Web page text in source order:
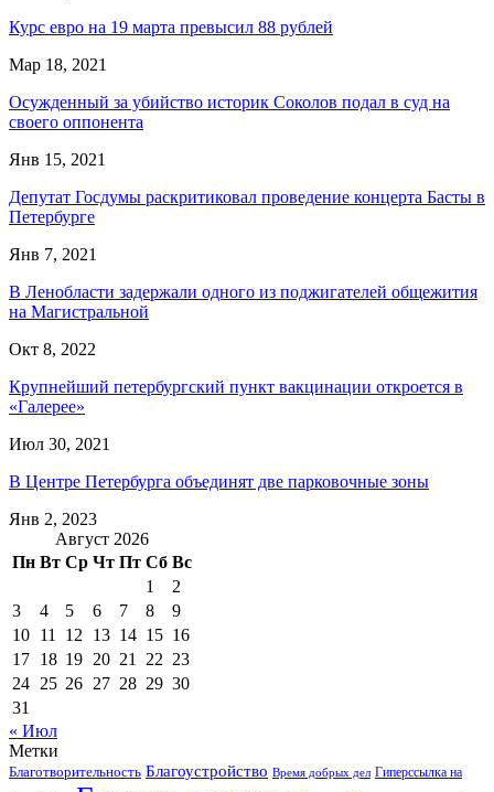
Курс евро на 19 марта превысил 88 рублей
Мар 18, 2021
Осужденный за убийство историк Соколов подал в суд на
своего оппонента
Янв 15, 2021
Депутат Госдумы раскритиковал проведение концерта Басты в
Петербурге
Янв 7, 2021
В Ленобласти задержали одного из поджигателей общежития
на Магистральной
Окт 8, 2022
Крупнейший петербургский пункт вакцинации откроется в
«Галерее»
Июл 30, 2021
В Центре Петербурга объединят две парковочные зоны
Янв 2, 2023
Август 2026
Пн Вт Ср Чт Пт Сб Вс
1
2
3
4 5 6 7 8
9
10 11 12 13 14 15 16
17 18 19 20 21 22 23
24 25 26 27 28 29 30
31
« Июл
Метки
Благотворительность Благоустройство Время добрых дел Гиперссылка на